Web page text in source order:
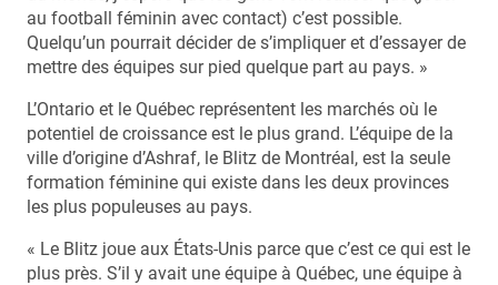
au football féminin avec contact) c’est possible.
Quelqu’un pourrait décider de s’impliquer et d’essayer de
mettre des équipes sur pied quelque part au pays. »
L’Ontario et le Québec représentent les marchés où le
potentiel de croissance est le plus grand. L’équipe de la
ville d’origine d’Ashraf, le Blitz de Montréal, est la seule
formation féminine qui existe dans les deux provinces
les plus populeuses au pays.
« Le Blitz joue aux États-Unis parce que c’est ce qui est le
plus près. S’il y avait une équipe à Québec, une équipe à